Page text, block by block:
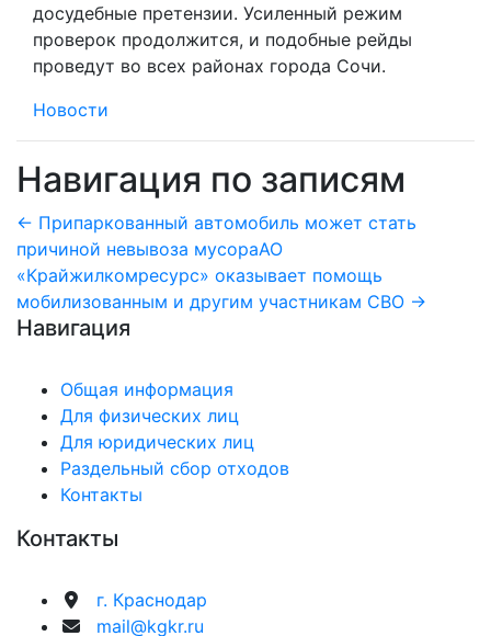
досудебные претензии. Усиленный режим
проверок продолжится, и подобные рейды
проведут во всех районах города Сочи.
Новости
Навигация по записям
← Припаркованный автомобиль может стать
причиной невывоза мусораАО
«Крайжилкомресурс» оказывает помощь
мобилизованным и другим участникам СВО →
Навигация
Общая информация
Для физических лиц
Для юридических лиц
Раздельный сбор отходов
Контакты
Контакты
г. Краснодар
mail@kgkr.ru